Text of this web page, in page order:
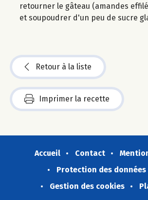
retourner le gâteau (amandes
et soupoudrer d'un peu de sucre
Retour à la liste
Imprimer la recette
Accueil Contact
Protection des données
Gestion des cookies